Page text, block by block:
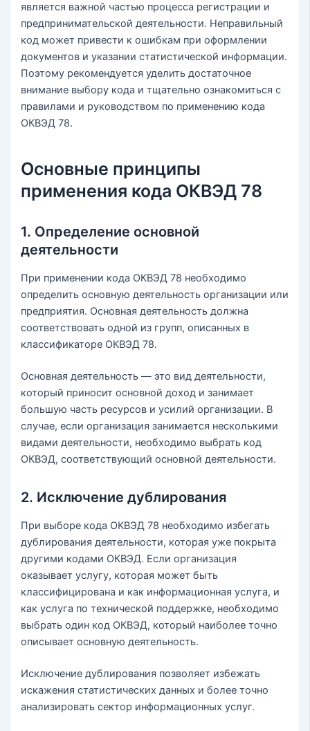
является важной частью процесса регистрации и
предпринимательской деятельности. Неправильный
код может привести к ошибкам при оформлении
документов и указании статистической информации.
Поэтому рекомендуется уделить достаточное
внимание выбору кода и тщательно ознакомиться с
правилами и руководством по применению кода
ОКВЭД 78.
Основные принципы
применения кода ОКВЭД 78
1. Определение основной
деятельности
При применении кода ОКВЭД 78 необходимо
определить основную деятельность организации или
предприятия. Основная деятельность должна
соответствовать одной из групп, описанных в
классификаторе ОКВЭД 78.
Основная деятельность — это вид деятельности,
который приносит основной доход и занимает
большую часть ресурсов и усилий организации. В
случае, если организация занимается несколькими
видами деятельности, необходимо выбрать код
ОКВЭД, соответствующий основной деятельности.
2. Исключение дублирования
При выборе кода ОКВЭД 78 необходимо избегать
дублирования деятельности, которая уже покрыта
другими кодами ОКВЭД. Если организация
оказывает услугу, которая может быть
классифицирована и как информационная услуга, и
как услуга по технической поддержке, необходимо
выбрать один код ОКВЭД, который наиболее точно
описывает основную деятельность.
Исключение дублирования позволяет избежать
искажения статистических данных и более точно
анализировать сектор информационных услуг.